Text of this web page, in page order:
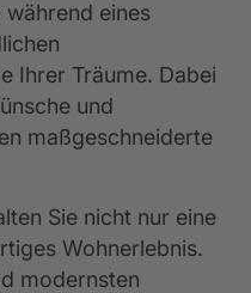
während eines
Ihrer Träume. Dabei
und
maßgeschneiderte
Sie nicht nur eine
Wohnerlebnis.
modernsten